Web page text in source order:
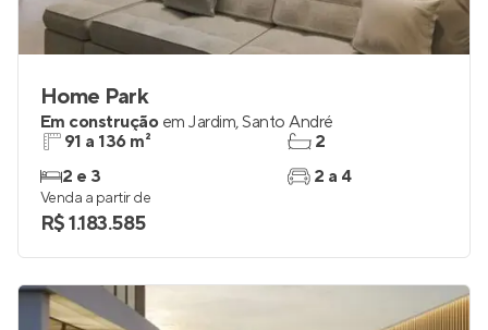
Home Park
Em construção em Jardim,Santo André
91 a 136 m²
2 e 3
2
2 a 4
Venda a partir de
R$ 1.183.585